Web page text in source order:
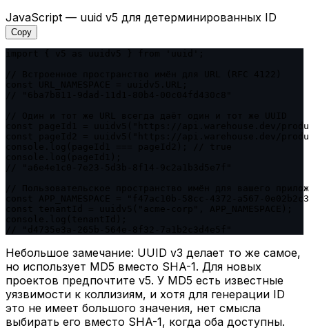
JavaScript — uuid v5 для детерминированных ID
Copy
const pageId1 = uuidv5("https://api.warehouse.dev/
const pageId2 = uuidv5("https://api.warehouse.dev/
// Пользовательское пространство имён для вашего
const APP_NAMESPACE = "f47ac10b-58cc-4372-a567-
Небольшое замечание: UUID v3 делает то же самое,
но использует MD5 вместо SHA-1. Для новых
проектов предпочтите v5. У MD5 есть известные
уязвимости к коллизиям, и хотя для генерации ID
это не имеет большого значения, нет смысла
выбирать его вместо SHA-1, когда оба доступны.